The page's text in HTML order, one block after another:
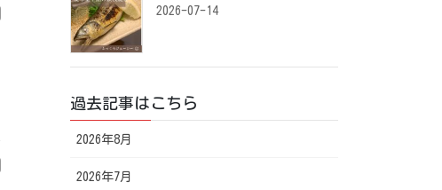
2026-07-14
過去記事はこちら
2026年8月
2026年7月